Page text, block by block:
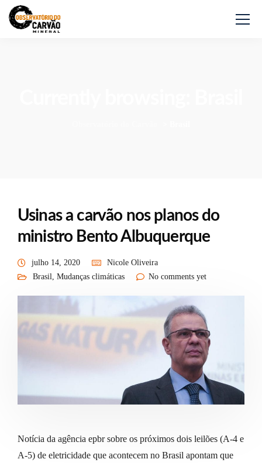
Usinas a carvão nos planos do
ministro Bento Albuquerque
julho 14, 2020
Nicole Oliveira
Brasil, Mudanças climáticas No comments yet
Notícia da agência epbr sobre os próximos dois leilões (A-4 e
A-5) de eletricidade que acontecem no Brasil apontam que